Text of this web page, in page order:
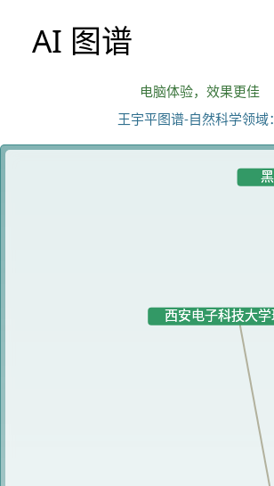
AI 图谱
电脑体验，效果更佳
王宇平图谱-自然科学领域：